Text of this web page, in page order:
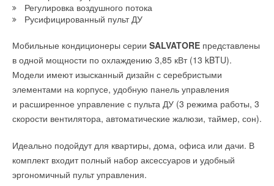
Регулировка воздушного потока
Русифицированный пульт ДУ
Мобильные кондиционеры серии SALVATORE представлены
в одной мощности по охлаждению 3,85 кВт (13 kBTU).
Модели имеют изысканный дизайн с серебристыми
элементами на корпусе, удобную панель управления
и расширенное управление с пульта ДУ (3 режима работы, 3
скорости вентилятора, автоматические жалюзи, таймер, сон).
Идеально подойдут для квартиры, дома, офиса или дачи. В
комплект входит полный набор аксессуаров и удобный
эргономичный пульт управления.
Комментарии
В этой теме еще нет комментариев
Добавить комментарий
Ваше имя *
Ваш E-mail *
НОВОСТИ СОК 21 ИЮЛЯ 2026
Комментарии
Добавить комментарий